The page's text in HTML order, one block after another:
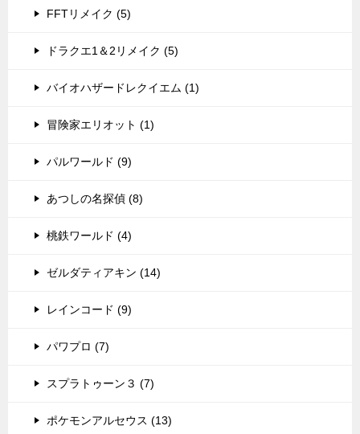
FFTリメイク (5)
ドラクエ1＆2リメイク (5)
バイオハザードレクイエム (1)
冒険家エリオット (1)
パルワールド (9)
あつしの名探偵 (8)
桃鉄ワールド (4)
ゼルダティアキン (14)
レインコード (9)
パワプロ (7)
スプラトゥーン３ (7)
ポケモンアルセウス (13)